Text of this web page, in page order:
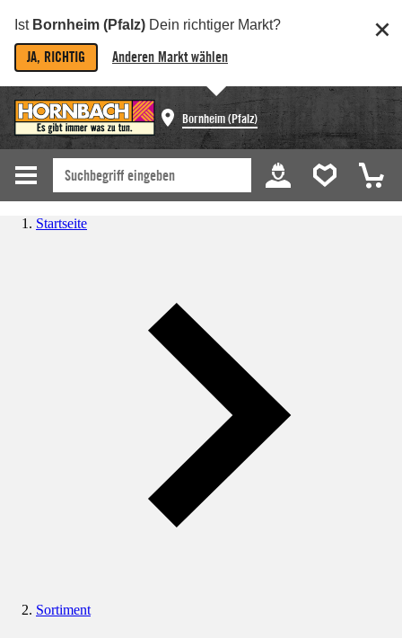
Ist Bornheim (Pfalz) Dein richtiger Markt?
JA, RICHTIG Anderen Markt wählen
Bornheim (Pfalz)
Startseite
Sortiment